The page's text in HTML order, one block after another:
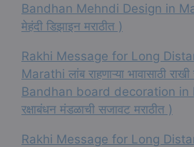
Bandhan Mehndi Design in
मेहंदी डिझाइन मराठीत )
Rakhi Message for Long
Marathi लांब राहणाऱ्या भावासाठी
Bandhan board decoration in
रक्षाबंधन मंडळाची सजावट मराठीत )
Rakhi Message for Long